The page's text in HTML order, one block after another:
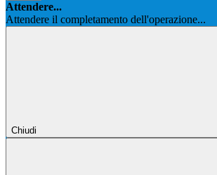
Attendere...
Attendere il completamento dell'operazione...
Chiudi